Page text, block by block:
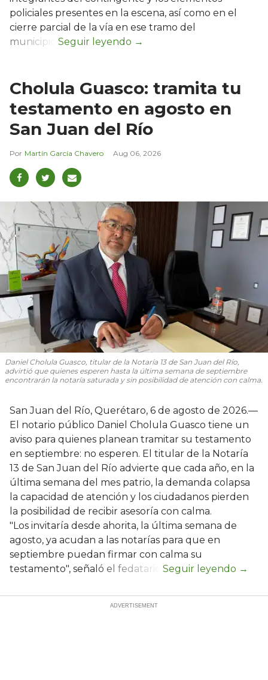
policiales presentes en la escena, así como en el
cierre parcial de la vía en ese tramo del
municipio.
Cholula Guasco: tramita tu
testamento en agosto en
San Juan del Río
Martín García Chavero Aug 06, 2026
Daniel Cholula Guasco, titular de la Notaría 13 de San Juan del Río,
advirtió que quienes esperen hasta la última semana de septiembre
encontrarán la notaría saturada y sin posibilidad de atención con calma.
San Juan del Río, Querétaro, 6 de agosto de 2026.—
El notario público Daniel Cholula Guasco tiene un
aviso para quienes planean tramitar su testamento
en septiembre: no esperen. El titular de la Notaría
13 de San Juan del Río advierte que cada año, en la
última semana del mes patrio, la demanda colapsa
la capacidad de atención y los ciudadanos pierden
la posibilidad de recibir asesoría con calma.
"Los invitaría desde ahorita, la última semana de
agosto, ya acudan a las notarías para que en
septiembre puedan firmar con calma su
testamento", señaló el fedatario.